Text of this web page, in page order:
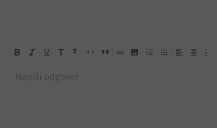
Napiši odgovor